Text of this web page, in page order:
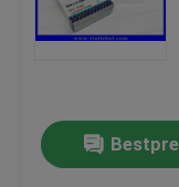
Papiertüte